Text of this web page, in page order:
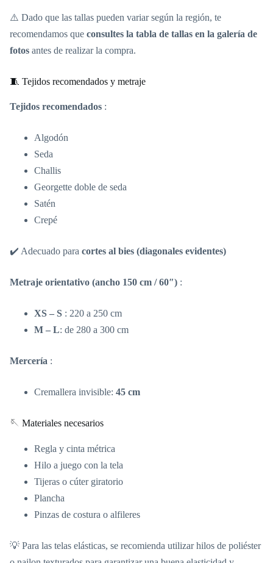
⚠️ Dado que las tallas pueden variar según la región, te
recomendamos que consultes la tabla de tallas en la galería de
fotos antes de realizar la compra.
🧵 Tejidos recomendados y metraje
Tejidos recomendados :
Algodón
Seda
Challis
Georgette doble de seda
Satén
Crepé
✔️ Adecuado para cortes al bies (diagonales evidentes)
Metraje orientativo (ancho 150 cm / 60″) :
XS – S : 220 a 250 cm
M – L: de 280 a 300 cm
Mercería :
Cremallera invisible: 45 cm
🪡 Materiales necesarios
Regla y cinta métrica
Hilo a juego con la tela
Tijeras o cúter giratorio
Plancha
Pinzas de costura o alfileres
💡 Para las telas elásticas, se recomienda utilizar hilos de poliéster